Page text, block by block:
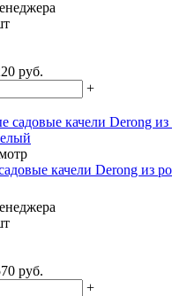
руб.
+
качели Derong из
руб.
+